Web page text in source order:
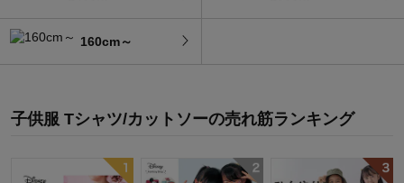
160cm～
子供服 Tシャツ/カットソーの売れ筋ランキング